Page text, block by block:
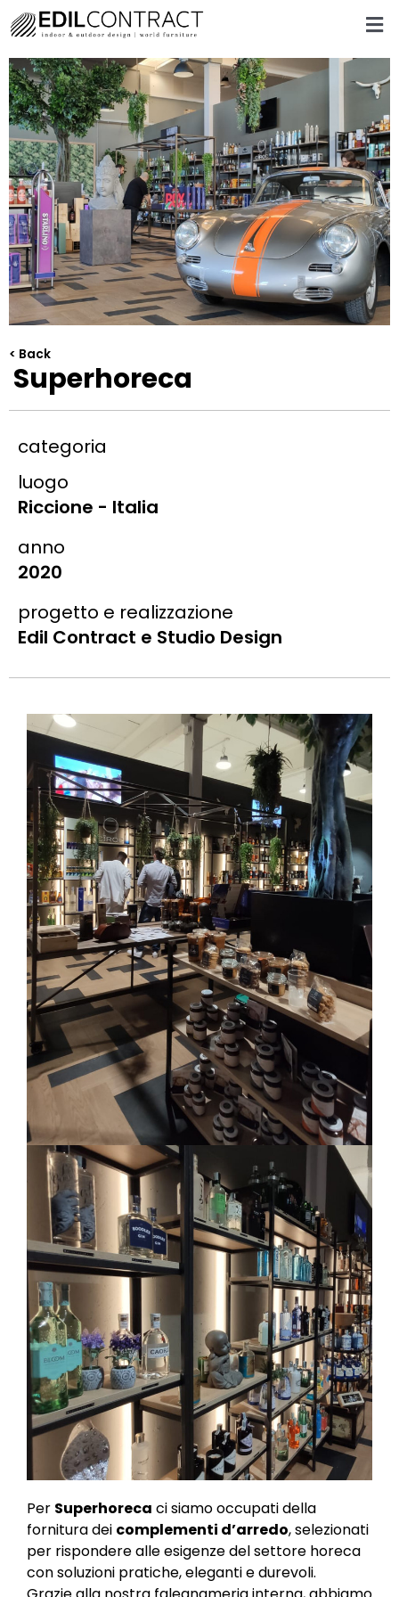
< Back
Superhoreca
categoria
luogo
Riccione - Italia
anno
2020
progetto e realizzazione
Edil Contract e Studio Design
Per Superhoreca ci siamo occupati della
fornitura dei complementi d’arredo, selezionati
per rispondere alle esigenze del settore horeca
con soluzioni pratiche, eleganti e durevoli.